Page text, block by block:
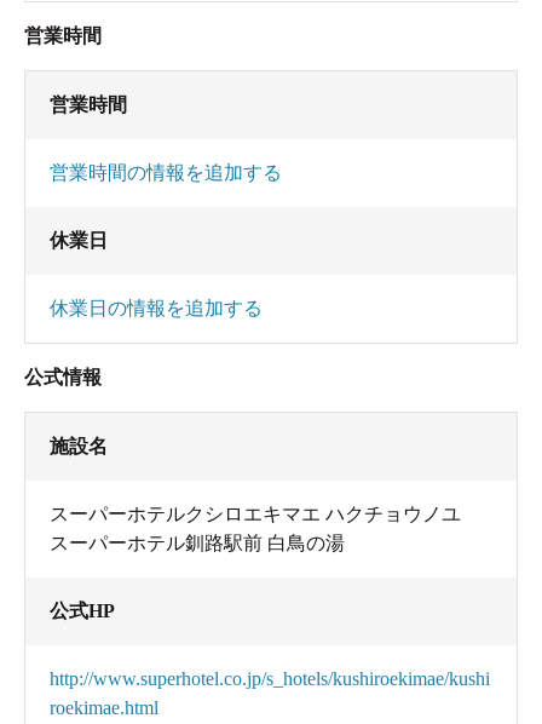
営業時間
営業時間
営業時間の情報を追加する
休業日
休業日の情報を追加する
公式情報
施設名
スーパーホテルクシロエキマエ ハクチョウノユ
スーパーホテル釧路駅前 白鳥の湯
公式HP
http://www.superhotel.co.jp/s_hotels/kushiroekimae/kushi
roekimae.html